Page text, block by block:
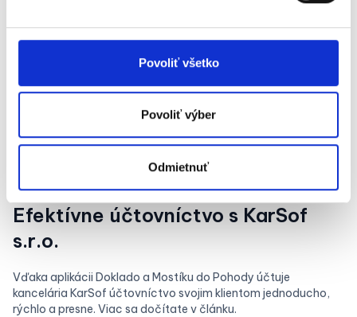
Povoliť všetko
Povoliť výber
Odmietnuť
June 4, 2026
Efektívne účtovníctvo s KarSof
s.r.o.
Vďaka aplikácii Doklado a Mostíku do Pohody účtuje
kancelária KarSof účtovníctvo svojim klientom jednoducho,
rýchlo a presne. Viac sa dočítate v článku.